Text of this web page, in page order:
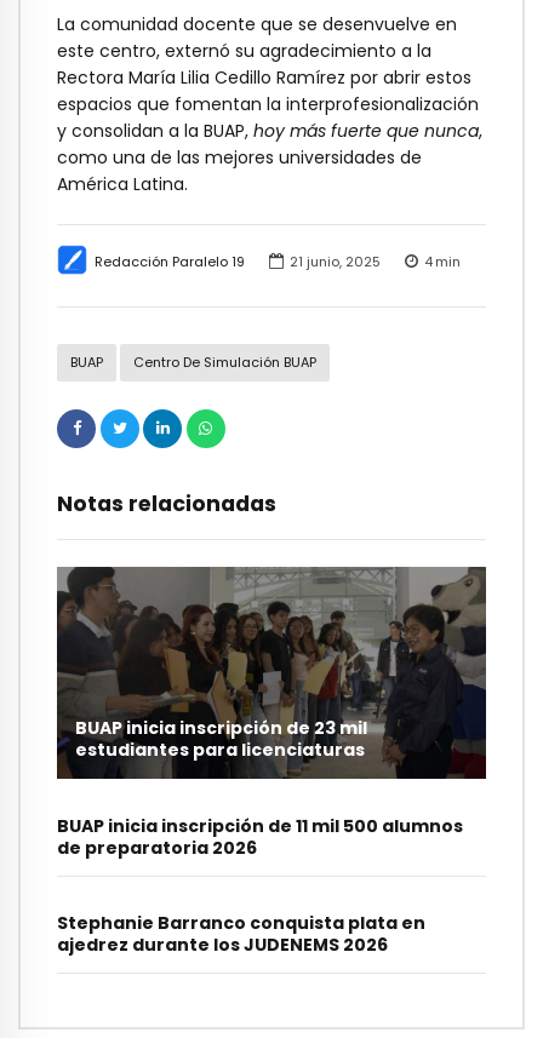
Redacción Paralelo 19 21 junio, 2025 4min
BUAP Centro De Simulación BUAP
Notas relacionadas
BUAP inicia inscripción de 23 mil
estudiantes para licenciaturas
BUAP inicia inscripción de 11 mil 500 alumnos
de preparatoria 2026
Stephanie Barranco conquista plata en
ajedrez durante los JUDENEMS 2026
La comunidad docente que se desenvuelve en
este centro, externó su agradecimiento a la
Rectora María Lilia Cedillo Ramírez por abrir estos
espacios que fomentan la interprofesionalización
y consolidan a la BUAP, hoy más fuerte que nunca,
como una de las mejores universidades de
América Latina.